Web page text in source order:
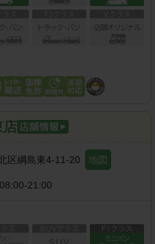
店
区綱島東4-11-20 地図
08:00-21:00